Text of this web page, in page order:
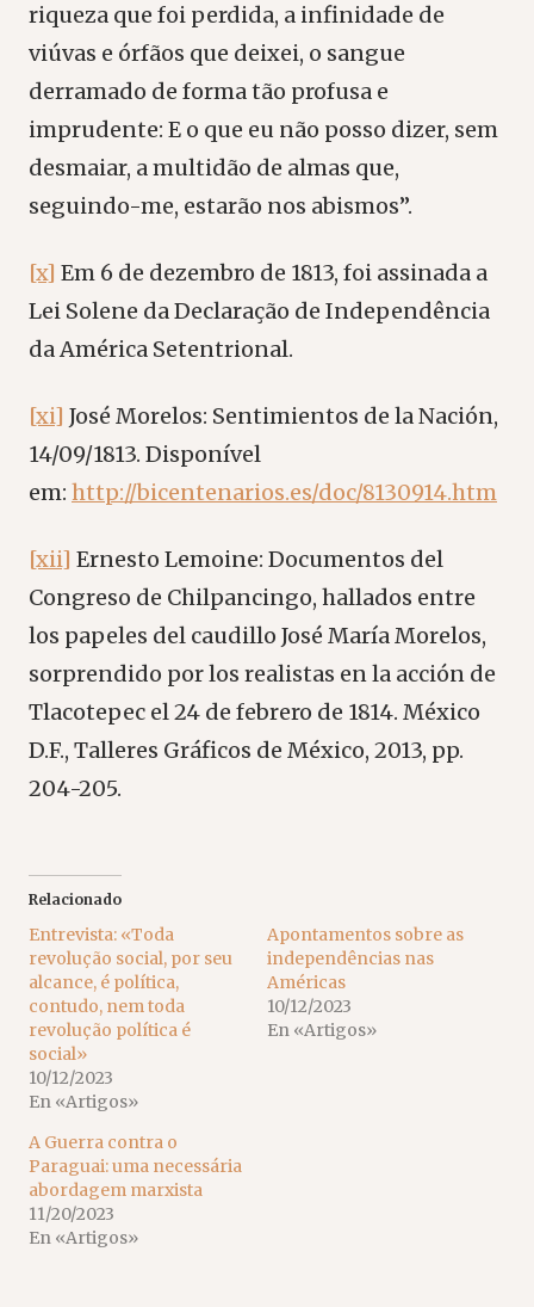
riqueza que foi perdida, a infinidade de
viúvas e órfãos que deixei, o sangue
derramado de forma tão profusa e
imprudente: E o que eu não posso dizer, sem
desmaiar, a multidão de almas que,
seguindo-me, estarão nos abismos”.
[x] Em 6 de dezembro de 1813, foi assinada a
Lei Solene da Declaração de Independência
da América Setentrional.
[xi] José Morelos: Sentimientos de la Nación,
14/09/1813. Disponível
em: http://bicentenarios.es/doc/8130914.htm
[xii] Ernesto Lemoine: Documentos del
Congreso de Chilpancingo, hallados entre
los papeles del caudillo José María Morelos,
sorprendido por los realistas en la acción de
Tlacotepec el 24 de febrero de 1814. México
D.F., Talleres Gráficos de México, 2013, pp.
204-205.
Relacionado
Entrevista: «Toda
revolução social, por seu
alcance, é política,
contudo, nem toda
revolução política é
social»
10/12/2023
En «Artigos»
Apontamentos sobre as
independências nas
Américas
10/12/2023
En «Artigos»
A Guerra contra o
Paraguai: uma necessária
abordagem marxista
11/20/2023
En «Artigos»